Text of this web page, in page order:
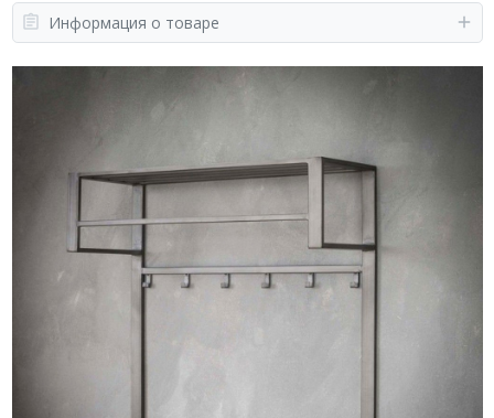
Информация о товаре